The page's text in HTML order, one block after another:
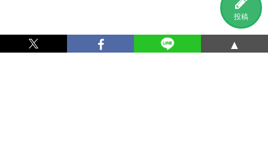
投稿
▲